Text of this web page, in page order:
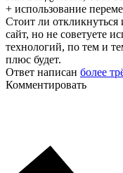
+ использование
Стоит ли откликнуться
сайт, но не советуете
технологий, по тем и
плюс будет.
Ответ написан более
Комментировать